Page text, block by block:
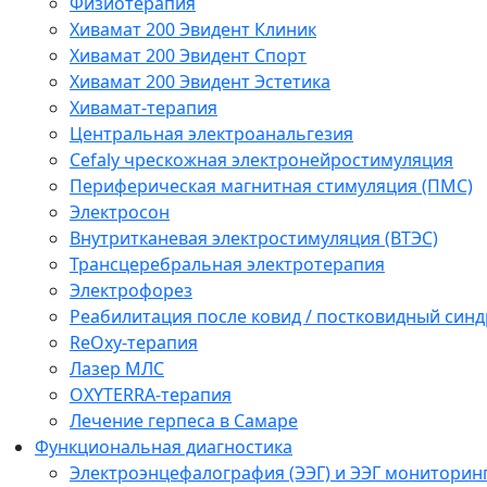
Хивамат 200 Эвидент Клиник
Хивамат 200 Эвидент Спорт
Хивамат 200 Эвидент Эстетика
Хивамат-терапия
Центральная электроанальгезия
Cefaly чреcкожная электронейростимуляция
Периферическая магнитная стимуляция (ПМС)
Электросон
Внутритканевая электростимуляция (ВТЭС)
Трансцеребральная электротерапия
Электрофорез
Реабилитация после ковид / постковидный
ReOxy-терапия
Лазер МЛС
OXYTERRA-терапия
Лечение герпеса в Самаре
Функциональная диагностика
Электроэнцефалография (ЭЭГ) и ЭЭГ